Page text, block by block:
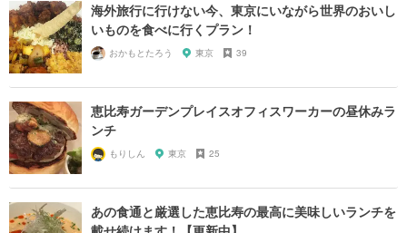
海外旅行に行けない今、東京にいながら世界のおいし
いものを食べに行くプラン！
おかもとたろう 東京 39
恵比寿ガーデンプレイスオフィスワーカーの昼休みラ
ンチ
もりしん 東京 25
あの食通と厳選した恵比寿の最高に美味しいランチを